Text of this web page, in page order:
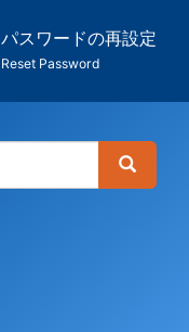
パスワードの再設定
Reset Password
Search